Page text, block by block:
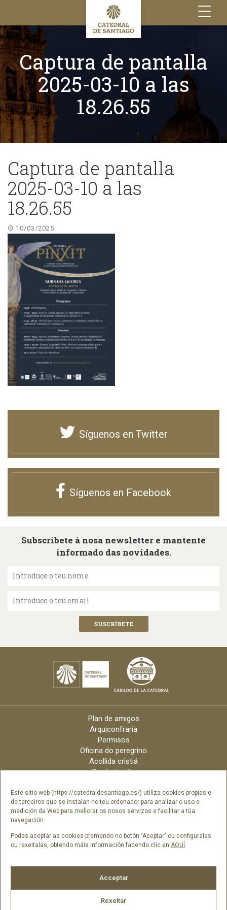
Este sitio web (https://catedraldesantiago.es/) utiliza cookies propias e
de terceiros que se instalan no teu ordenador para analizar o uso e
medición da Web para mellorar os nosos servizos e facilitar a túa
navegación.
Podes aceptar as cookies premendo no botón "Aceptar" ou configuralas
ou rexeitalas, obtendo máis información facendo clic en AQUÍ.
Acceptar
Rexeitar
Toggle
navigation
Captura de pantalla
2025-03-10 a las
18.26.55
Captura de pantalla
2025-03-10 a las
18.26.55
10/03/2025
Síguenos en Twitter
Síguenos en Facebook
Subscríbete á nosa newsletter e mantente
informado das novidades.
Introduce o teu nome
Introduce o teu email
Plan de amigos
Arquiconfraría
Permisos
Oficina do peregrino
Acollida cristiá
Contratación
Arquidiócese
Créditos
Catálogo Dixital